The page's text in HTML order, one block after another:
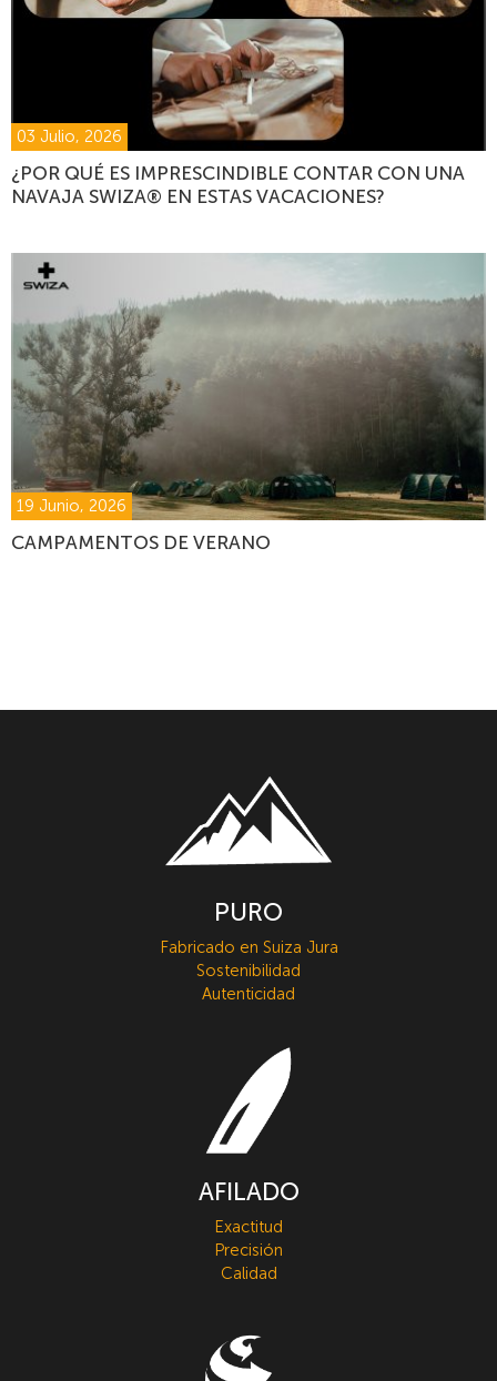
03 Julio, 2026
¿POR QUÉ ES IMPRESCINDIBLE CONTAR CON UNA
NAVAJA SWIZA® EN ESTAS VACACIONES?
19 Junio, 2026
CAMPAMENTOS DE VERANO
PURO
Fabricado en Suiza Jura
Sostenibilidad
Autenticidad
AFILADO
Exactitud
Precisión
Calidad